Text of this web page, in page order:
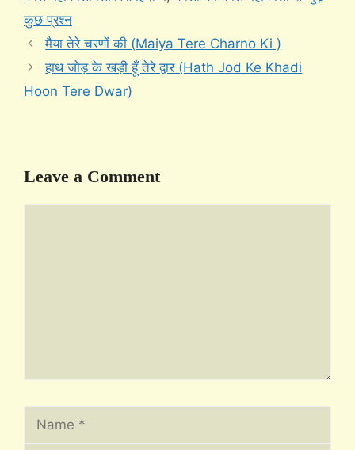
कुछ प्रश्न
मैया तेरे चरणों की (Maiya Tere Charno Ki )
हाथ जोड़ के खड़ी हूँ तेरे द्वार (Hath Jod Ke Khadi
Hoon Tere Dwar)
Leave a Comment